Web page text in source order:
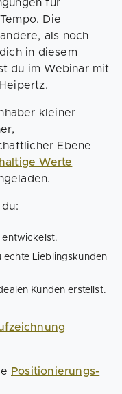
für
Die
als noch
in diesem
du im Webinar mit
kleiner
Ebene
Werte
entwickelst.
Lieblingskunden
Kunden erstellst.
Positionierungs-